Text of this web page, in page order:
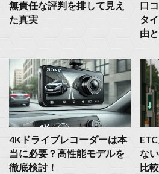
無責任な評判を排して見え
た真実
口
タ
由
4Kドライブレコーダーは本
当に必要？高性能モデルを
徹底検討！
な
比較